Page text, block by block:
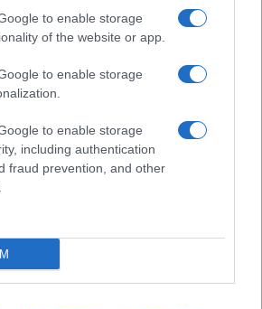
to enable storage
of the website or app.
to enable storage
to enable storage
including authentication
fraud prevention, and other